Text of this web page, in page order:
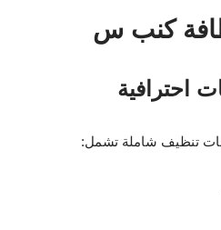
كنب س
احترافية
تنظيف شاملة تشمل: